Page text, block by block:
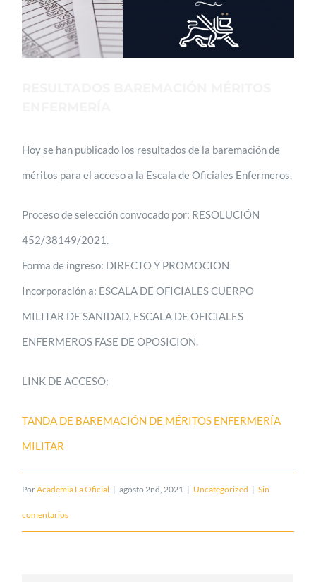
Hoy se han publicado los resultados de la baremación de
méritos para el acceso a la Escala de Oficiales Enfermeros.
Proceso de selección convocado por: RESOLUCIÓN
452/38149/2021.
Forma de ingreso: DIRECTO Y PROMOCION
Incorporación a: ESCALA DE OFICIALES CUERPO
MILITAR DE SANIDAD, ESCALA DE OFICIALES
ENFERMEROS FASE DE OPOSICION.
LINK DE ACCESO:
TANDA DE BAREMACIÓN DE MÉRITOS ENFERMERÍA
MILITAR
PorAcademia La Oficial | agosto 2nd, 2021 | Uncategorized | Sin
comentarios